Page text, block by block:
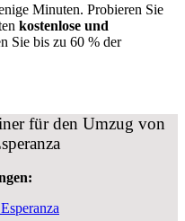
Minuten. Probieren Sie
kostenlose und
Sie bis zu 60 % der
für den Umzug von